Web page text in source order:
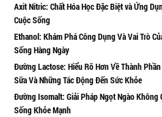
Axit Nitric: Chất Hóa Học Đặc Biệt và Ứng
Cuộc Sống
Ethanol: Khám Phá Công Dụng Và Vai Trò
Sống Hàng Ngày
Đường Lactose: Hiểu Rõ Hơn Về Thành
Sữa Và Những Tác Động Đến Sức Khỏe
Đường Isomalt: Giải Pháp Ngọt Ngào Không
Sống Khỏe Mạnh